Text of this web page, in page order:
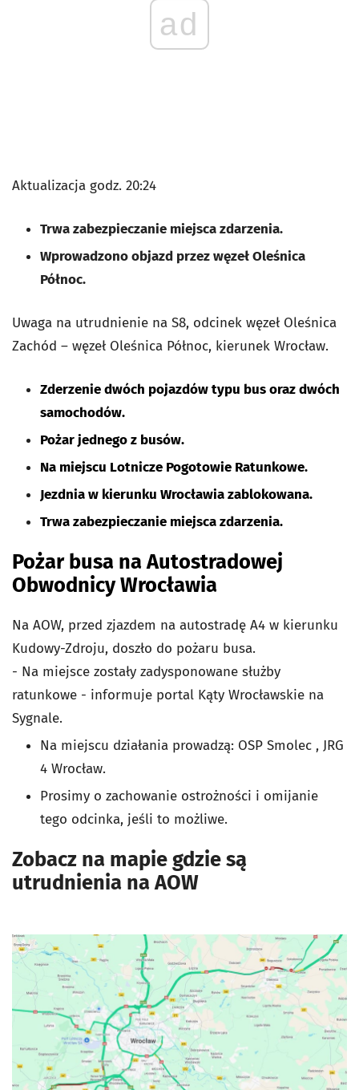
ad
Aktualizacja godz. 20:24
Trwa zabezpieczanie miejsca zdarzenia.
Wprowadzono objazd przez węzeł Oleśnica
Północ.
Uwaga na utrudnienie na S8, odcinek węzeł Oleśnica
Zachód – węzeł Oleśnica Północ, kierunek Wrocław.
Zderzenie dwóch pojazdów typu bus oraz dwóch
samochodów.
Pożar jednego z busów.
Na miejscu Lotnicze Pogotowie Ratunkowe.
Jezdnia w kierunku Wrocławia zablokowana.
Trwa zabezpieczanie miejsca zdarzenia.
Pożar busa na Autostradowej
Obwodnicy Wrocławia
Na AOW, przed zjazdem na autostradę A4 w kierunku
Kudowy-Zdroju, doszło do pożaru busa.
- Na miejsce zostały zadysponowane służby
ratunkowe - informuje portal Kąty Wrocławskie na
Sygnale.
Na miejscu działania prowadzą: OSP Smolec , JRG
4 Wrocław.
Prosimy o zachowanie ostrożności i omijanie
tego odcinka, jeśli to możliwe.
Zobacz na mapie gdzie są
utrudnienia na AOW